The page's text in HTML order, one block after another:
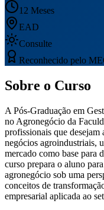
12 Meses
EAD
Consulte
Reconhecido pelo
Sobre o Curso
A Pós-Graduação em
no Agronegócio da
profissionais que desejam
negócios agroindustriais,
mercado como base para
curso prepara o aluno
agronegócio sob uma
conceitos de
empresarial aplicada ao